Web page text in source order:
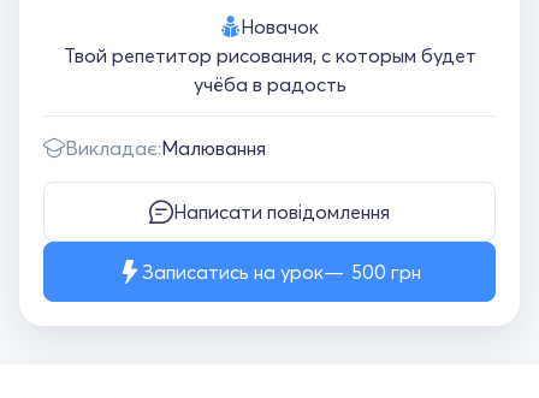
Новачок
Твой репетитор рисования, с которым будет
учёба в радость
Викладає:Малювання
Написати повідомлення
Записатись на урок 500 грн